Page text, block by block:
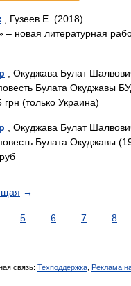
, Гузеев Е. (2018)
новая литературная
, Окуджава Булат
Булата
(только Украина)
, Окуджава Булат
Булата Окуджавы
→
5 6 7 8
связь: Техподдержка Реклама